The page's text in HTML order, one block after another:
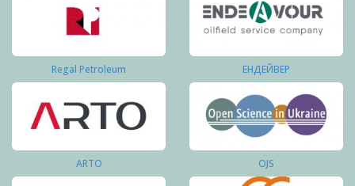
Regal Petroleum ЕНДЕЙВЕР
ARTO OJS